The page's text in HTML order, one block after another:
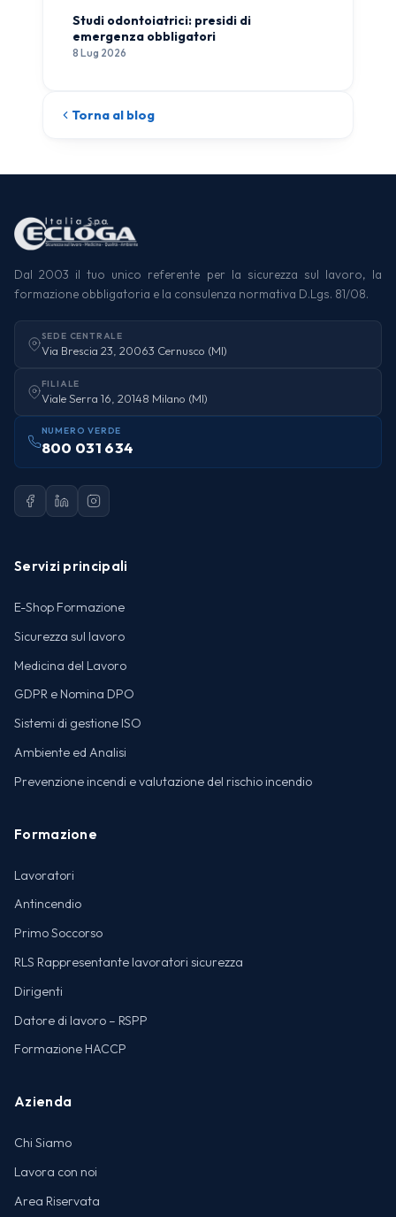
Studi odontoiatrici: presidi di
emergenza obbligatori
8 Lug 2026
Torna al blog
Dal 2003 il tuo unico referente per la sicurezza sul lavoro, la
formazione obbligatoria e la consulenza normativa D.Lgs. 81/08.
SEDE CENTRALE
Via Brescia 23, 20063 Cernusco (MI)
FILIALE
Viale Serra 16, 20148 Milano (MI)
NUMERO VERDE
800 031 634
Servizi principali
E-Shop Formazione
Sicurezza sul lavoro
Medicina del Lavoro
GDPR e Nomina DPO
Sistemi di gestione ISO
Ambiente ed Analisi
Prevenzione incendi e valutazione del rischio incendio
Formazione
Lavoratori
Antincendio
Primo Soccorso
RLS Rappresentante lavoratori sicurezza
Dirigenti
Datore di lavoro – RSPP
Formazione HACCP
Azienda
Chi Siamo
Lavora con noi
Area Riservata